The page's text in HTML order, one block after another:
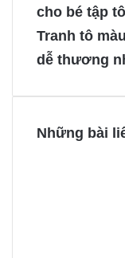
o
o
k
r
e
s
n
g
e
n
g
e
cho bé tập tô
Tranh tô
dễ thương
Những bài